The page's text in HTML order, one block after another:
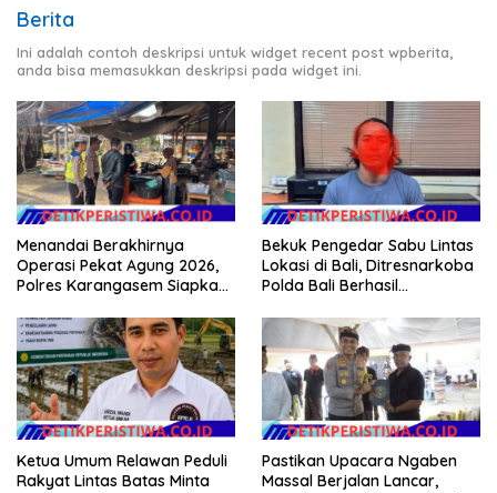
Berita
Ini adalah contoh deskripsi untuk widget recent post wpberita,
anda bisa memasukkan deskripsi pada widget ini.
Menandai Berakhirnya
Operasi Pekat Agung 2026,
Polres Karangasem Siapkan
Harkamtibmas
Bekuk Pengedar Sabu Lintas
Lokasi di Bali, Ditresnarkoba
Polda Bali Berhasil
Seberat 123 Gram Lebih
Ketua Umum Relawan Peduli
Rakyat Lintas Batas Minta
Pastikan Upacara Ngaben
Massal Berjalan Lancar,